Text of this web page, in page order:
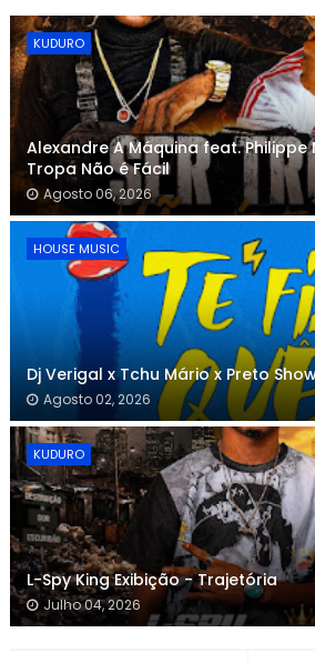
KUDURO
Alexandre A Máquina feat. Philippe
Tropa Não é Fácil
Agosto 06, 2026
HOUSE MUSIC
Dj Verigal x Tchu Mário x Preto
Agosto 02, 2026
KUDURO
L-Spy King Exibição - Trajetória
Julho 04, 2026